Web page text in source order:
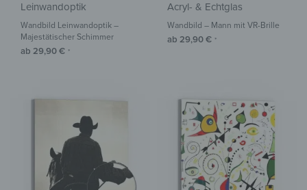
Leinwandoptik
Wandbild Leinwandoptik –
Majestätischer Schimmer
ab 29,90€ *
Acryl- & Echtglas
Wandbild – Mann mit VR-Brille
ab 29,90€ *